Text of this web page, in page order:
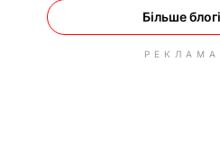
Більше
РЕКЛАМА